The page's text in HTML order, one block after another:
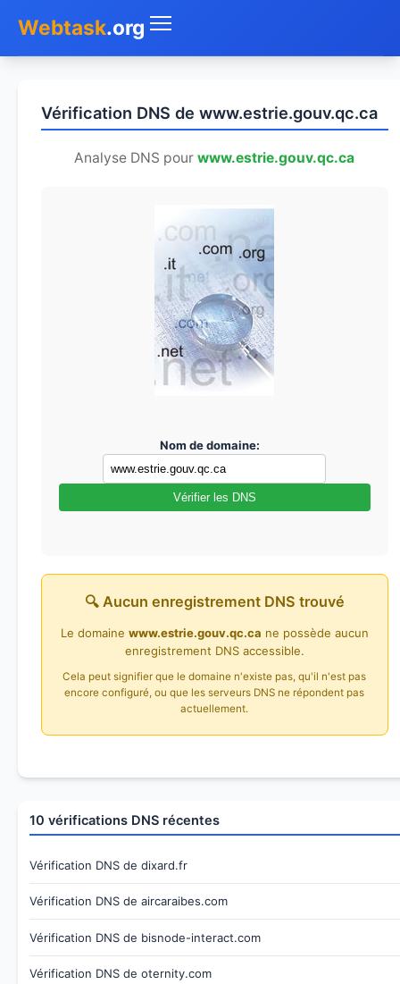
Webtask.org
Whois
Vérification DNS de www.estrie.gouv.qc.ca
Analyse DNS pourwww.estrie.gouv.qc.ca
Nom de domaine:
Vérifier les DNS
🔍 Aucun enregistrement DNS trouvé
Le domaine www.estrie.gouv.qc.ca ne possède aucun
enregistrement DNS accessible.
Cela peut signifier que le domaine n'existe pas, qu'il n'est pas
encore configuré, ou que les serveurs DNS ne répondent pas
actuellement.
10 vérifications DNS récentes
Vérification DNS de dixard.fr
Vérification DNS de aircaraibes.com
Vérification DNS de bisnode-interact.com
Vérification DNS de oternity.com